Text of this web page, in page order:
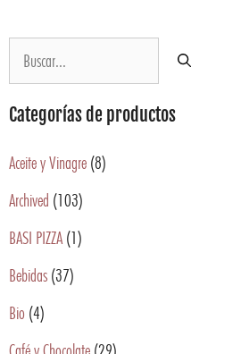
Categorías de productos
Aceite y Vinagre (8)
Archived (103)
BASI PIZZA (1)
Bebidas (37)
Bio (4)